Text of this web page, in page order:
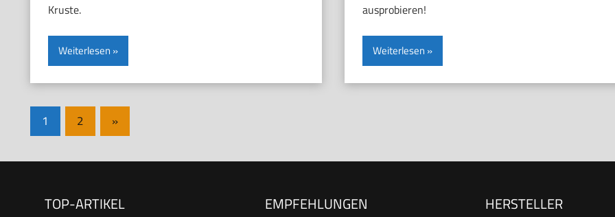
Kruste.
Weiterlesen
ausprobieren!
Weiterlesen
Seitennummerierung
der
1 2
Nächste
Beiträge
»
TOP-ARTIKEL EMPFEHLUNGEN HERSTELLER